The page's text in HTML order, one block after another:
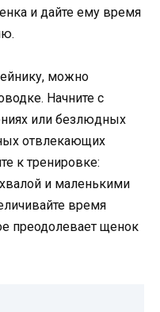
и дайте ему время
можно
Начните с
или безлюдных
отвлекающих
к тренировке:
и маленькими
время
преодолевает щенок